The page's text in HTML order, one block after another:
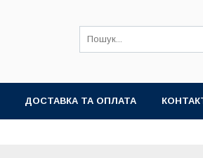
ДОСТАВКА ТА ОПЛАТА